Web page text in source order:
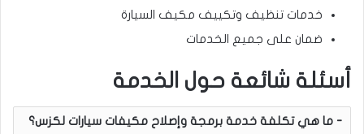
خدمات تنظيف وتكييف مكيف السيارة
ضمان على جميع الخدمات
أسئلة شائعة حول الخدمة
ما هي تكلفة خدمة برمجة وإصلاح مكيفات سيارات لكزس؟